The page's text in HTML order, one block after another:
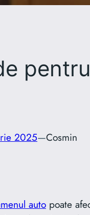
2025—Cosmin
auto poate